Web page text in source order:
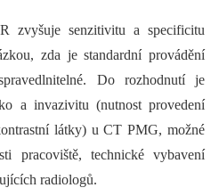
zvyšuje senzitivitu a specificitu
zda je standardní provádění
Do rozhodnutí je
a invazivitu (nutnost provedení
látky) u CT PMG, možné
pracoviště, technické vybavení
radiologů.